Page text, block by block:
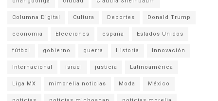
Columna Digital Cultura Deportes Donald Trump
economia Elecciones españa Estados Unidos
fútbol gobierno guerra Historia Innovación
Internacional israel justicia Latinoamérica
Liga MX mimorelia noticias Moda México